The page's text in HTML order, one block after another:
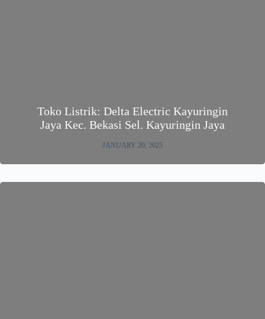
Toko Listrik: Delta Electric Kayuringin
Jaya Kec. Bekasi Sel. Kayuringin Jaya
JANUARY 20, 2025